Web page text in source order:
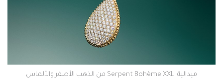
ميدالية Serpent Bohème XXL من الذهب الأصفر والألماس